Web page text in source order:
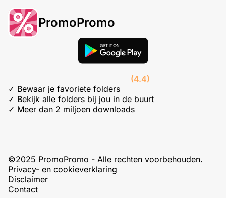
PromoPromo
(4.4)
✓ Bewaar je favoriete folders
✓ Bekijk alle folders bij jou in de buurt
✓ Meer dan 2 miljoen downloads
©2025 PromoPromo - Alle rechten voorbehouden.
Privacy- en cookieverklaring
Disclaimer
Contact